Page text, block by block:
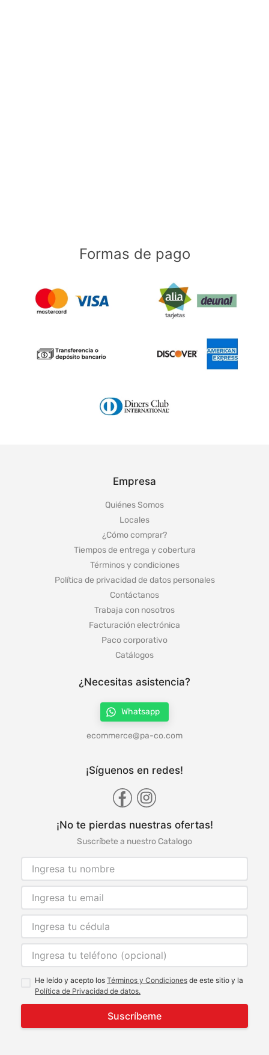
Formas de pago
Empresa
Quiénes Somos
Locales
¿Cómo comprar?
Tiempos de entrega y cobertura
Términos y condiciones
Política de privacidad de datos personales
Contáctanos
Trabaja con nosotros
Facturación electrónica
Paco corporativo
Catálogos
¿Necesitas asistencia?
Whatsapp
ecommerce@pa-co.com
¡Síguenos en redes!
¡No te pierdas nuestras ofertas!
Suscríbete a nuestro Catalogo
He leído y acepto los Términos y Condiciones de este sitio y la
Política de Privacidad de datos.
Suscríbeme